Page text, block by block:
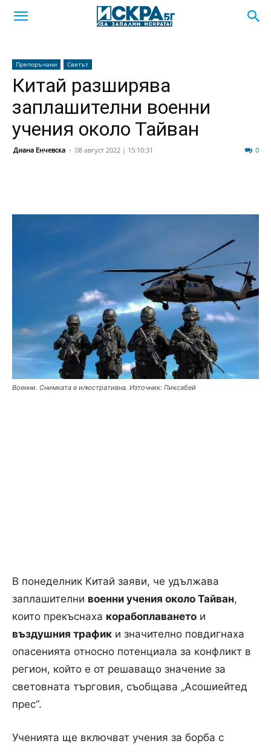
Препоръчани Светът
Китай разширява
заплашителни военни
учения около Тайван
Диана Енчевска - 08 август 2022 | 15:10:31 0
Военни. Снимката е илюстративна. Източник: Пиксабей
В понеделник Китай заяви, че удължава
заплашителни военни учения около Тайван,
които прекъснаха корабоплаването и
въздушния трафик и значително повдигнаха
опасенията относно потенциала за конфликт в
регион, който е от решаващо значение за
световната търговия, съобщава „Асошиейтед
прес“.
Ученията ще включват учения за борба с